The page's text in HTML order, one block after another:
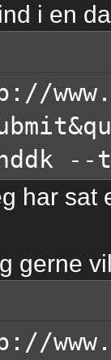
i en
--
har sat
gerne